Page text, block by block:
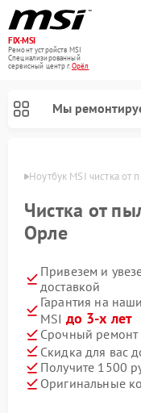
FIX-MSI
Ремонт устройств MSI
Специализированный
cервисный центр г.Орёл
Мы
Ноутбук MSI чистка от
Чистка от
Орле
Привезем и
доставкой
Гарантия на
MSI до 3-х лет
Срочный ремонт
Скидка для вас
Получите 1500
Оригинальные